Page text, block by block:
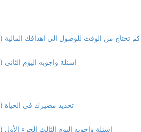
كم تحتاج من الوقت للوصول الى اهدافك المالية (20:07)
اسئلة واجوبه اليوم الثاني (23:53)
تحديد مصيرك في الحياة (29:17)
اسئلة واجوبه اليوم الثالث الجزء الأول (10:26)